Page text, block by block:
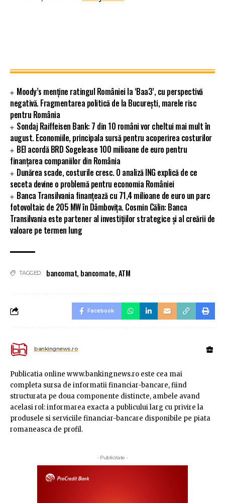
Moody’s menține ratingul României la ‘Baa3’, cu perspectivă
negativă. Fragmentarea politică de la București, marele risc
pentru România
Sondaj Raiffeisen Bank: 7 din 10 români vor cheltui mai mult în
august. Economiile, principala sursă pentru acoperirea costurilor
BEI acordă BRD Sogelease 100 milioane de euro pentru
finanțarea companiilor din România
Dunărea scade, costurile cresc. O analiză ING explică de ce
seceta devine o problemă pentru economia României
Banca Transilvania finanțează cu 71,4 milioane de euro un parc
fotovoltaic de 205 MW în Dâmbovița. Cosmin Călin: Banca
Transilvania este partener al investițiilor strategice și al creării de
valoare pe termen lung
TAGGED: bancomat, bancomate,ATM
Facebook
bankingnews.ro
Publicatia online www.bankingnews.ro este cea mai
completa sursa de informatii financiar-bancare, fiind
structurata pe doua componente distincte, ambele avand
acelasi rol: informarea exacta a publicului larg cu privire la
produsele si serviciile financiar-bancare disponibile pe piata
romaneasca de profil.
- Publicitate -